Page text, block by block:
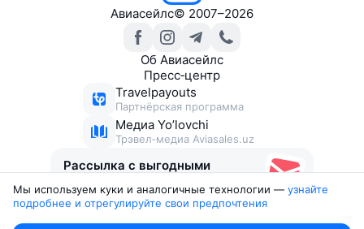
Авиасейлс© 2007–2026
Об Авиасейлс
Пресс‑центр
Travelpayouts
Партнёрская программа
Медиа Yo’lovchi
Трэвел‑медиа Aviasales.uz
Рассылка с выгодными
Мы используем куки и аналогичные технологии — узнайте
подробнее и отрегулируйте свои предпочтения